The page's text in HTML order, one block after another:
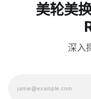
美轮美
深入